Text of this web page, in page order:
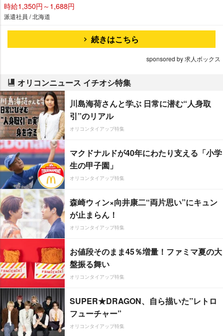
時給1,350円～1,688円
派遣社員 / 北海道
続きはこちら
sponsored by 求人ボックス
オリコンニュース イチオシ特集
川島海荷さんと学ぶ 日常に潜む“人身取
引”のリアル
オリコンタイアップ特集
マクドナルドが40年にわたり支える「小学
生の甲子園」
オリコンタイアップ特集
森崎ウィン×向井康二“両片思い”にキュン
が止まらん！
オリコンタイアップ特集
お値段そのまま45％増量！ファミマ夏の大
盤振る舞い
オリコンタイアップ特集
SUPER★DRAGON、自ら描いた”レトロ
フューチャー”
オリコンタイアップ特集